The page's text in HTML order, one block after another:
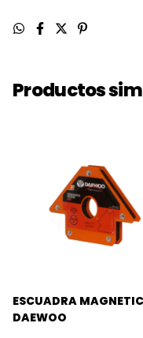
Productos
ESCUADRA
DAEWOO